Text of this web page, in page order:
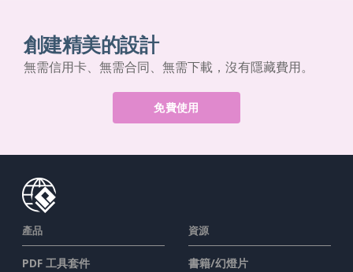
創建精美的設計
無需信用卡、無需合同、無需下載，沒有隱藏費用。
免費使用
產品
PDF 工具套件
資源
書籍/幻燈片